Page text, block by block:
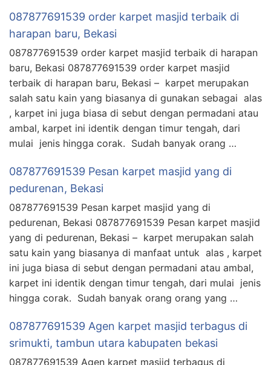
087877691539 order karpet masjid terbaik di
harapan baru, Bekasi
087877691539 order karpet masjid terbaik di harapan
baru, Bekasi 087877691539 order karpet masjid
terbaik di harapan baru, Bekasi – karpet merupakan
salah satu kain yang biasanya di gunakan sebagai alas
, karpet ini juga biasa di sebut dengan permadani atau
ambal, karpet ini identik dengan timur tengah, dari
mulai jenis hingga corak. Sudah banyak orang …
087877691539 Pesan karpet masjid yang di
pedurenan, Bekasi
087877691539 Pesan karpet masjid yang di
pedurenan, Bekasi 087877691539 Pesan karpet masjid
yang di pedurenan, Bekasi – karpet merupakan salah
satu kain yang biasanya di manfaat untuk alas , karpet
ini juga biasa di sebut dengan permadani atau ambal,
karpet ini identik dengan timur tengah, dari mulai jenis
hingga corak. Sudah banyak orang orang yang …
087877691539 Agen karpet masjid terbagus di
srimukti, tambun utara kabupaten bekasi
087877691539 Agen karpet masjid terbagus di